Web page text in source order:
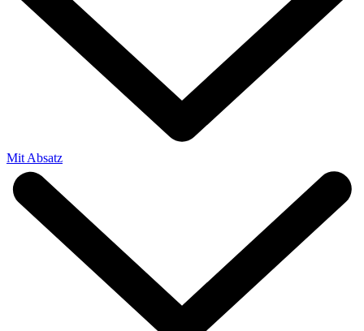
Mit Absatz